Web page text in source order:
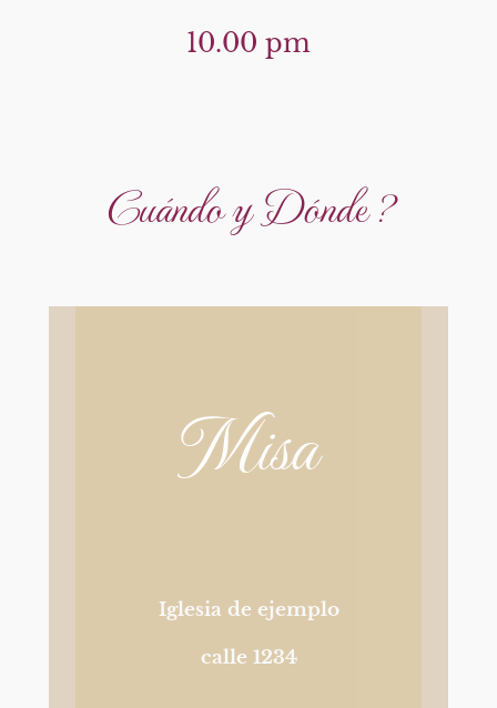
10.00 pm
Cuándo y Dónde ?
Misa
Iglesia de ejemplo
calle 1234